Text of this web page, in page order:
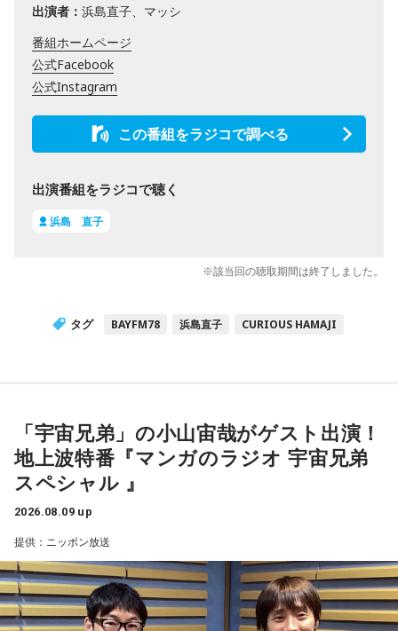
出演者： 浜島直子、マッシ
番組ホームページ
公式Facebook
公式Instagram
この番組をラジコで調べる
出演番組をラジコで聴く
浜島 直子
※該当回の聴取期間は終了しました。
タグ BAYFM78 浜島直子 CURIOUS HAMAJI
「宇宙兄弟」の小山宙哉がゲスト出演！
地上波特番『マンガのラジオ 宇宙兄弟
スペシャル 』
2026.08.09 up
提供：ニッポン放送